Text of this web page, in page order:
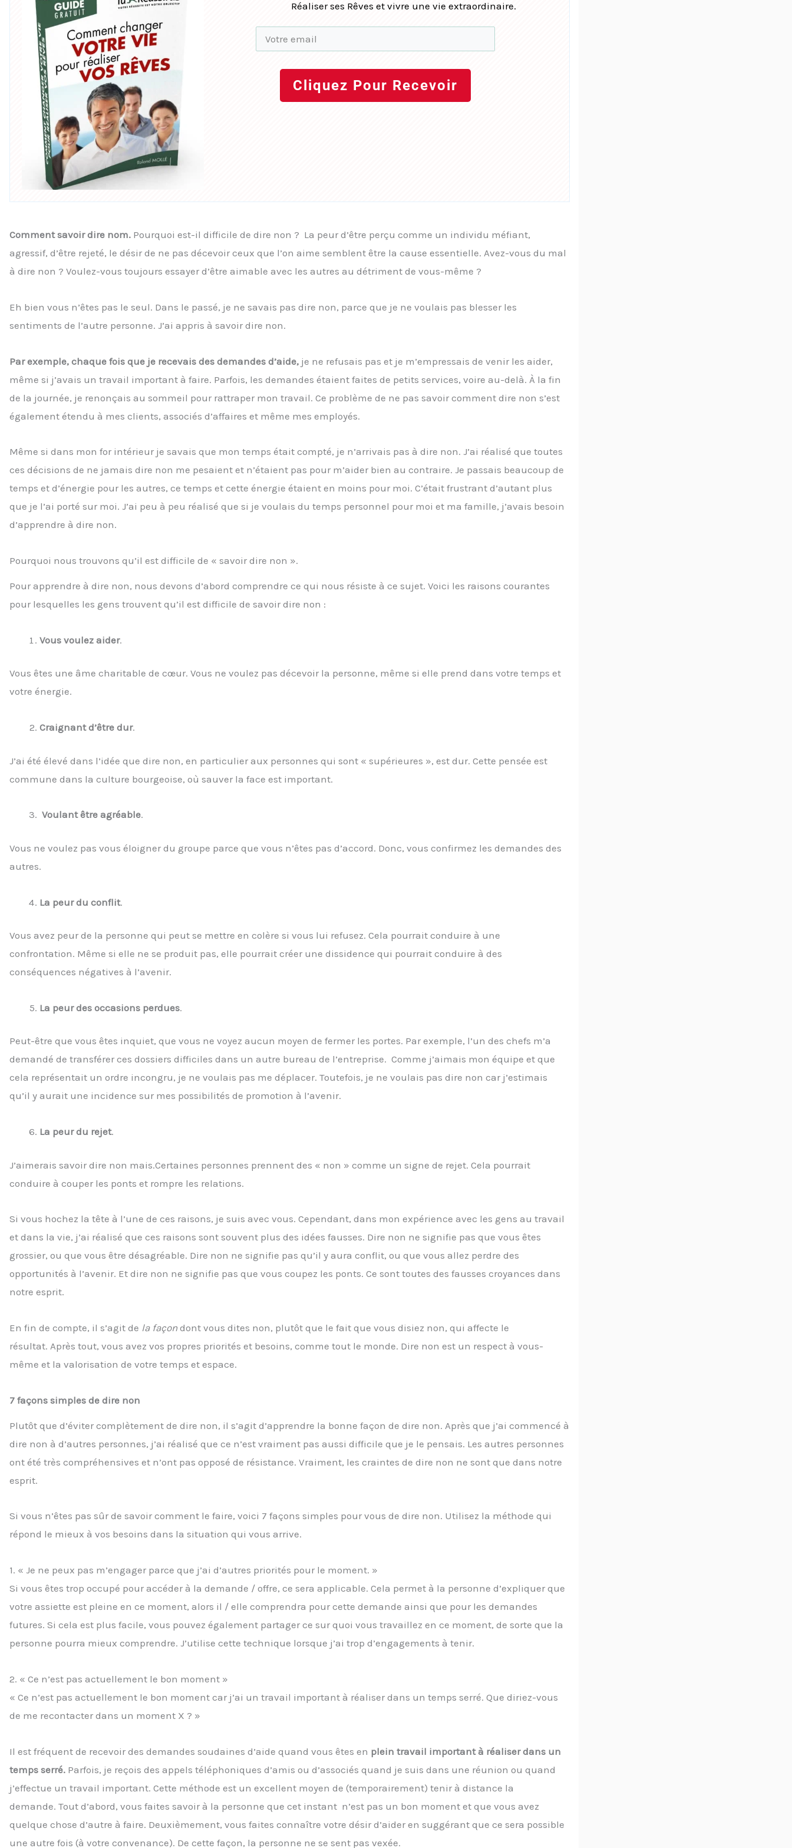
Réaliser ses Rêves et vivre une vie extraordinaire.
Cliquez Pour Recevoir
Comment savoir dire nom. Pourquoi est-il difficile de dire non ? La peur d’être perçu comme un individu méfiant,
agressif, d’être rejeté, le désir de ne pas décevoir ceux que l’on aime semblent être la cause essentielle. Avez-vous du mal
à dire non ? Voulez-vous toujours essayer d’être aimable avec les autres au détriment de vous-même ?
Eh bien vous n’êtes pas le seul. Dans le passé, je ne savais pas dire non, parce que je ne voulais pas blesser les
sentiments de l’autre personne. J’ai appris à savoir dire non.
Par exemple, chaque fois que je recevais des demandes d’aide, je ne refusais pas et je m’empressais de venir les aider,
même si j’avais un travail important à faire. Parfois, les demandes étaient faites de petits services, voire au-delà. À la fin
de la journée, je renonçais au sommeil pour rattraper mon travail. Ce problème de ne pas savoir comment dire non s’est
également étendu à mes clients, associés d’affaires et même mes employés.
Même si dans mon for intérieur je savais que mon temps était compté, je n’arrivais pas à dire non. J’ai réalisé que toutes
ces décisions de ne jamais dire non me pesaient et n’étaient pas pour m’aider bien au contraire. Je passais beaucoup de
temps et d’énergie pour les autres, ce temps et cette énergie étaient en moins pour moi. C’était frustrant d’autant plus
que je l’ai porté sur moi. J’ai peu à peu réalisé que si je voulais du temps personnel pour moi et ma famille, j’avais besoin
d’apprendre à dire non.
Pourquoi nous trouvons qu’il est difficile de « savoir dire non ».
Pour apprendre à dire non, nous devons d’abord comprendre ce qui nous résiste à ce sujet. Voici les raisons courantes
pour lesquelles les gens trouvent qu’il est difficile de savoir dire non :
Vous voulez aider.
Vous êtes une âme charitable de cœur. Vous ne voulez pas décevoir la personne, même si elle prend dans votre temps et
votre énergie.
Craignant d’être dur.
J’ai été élevé dans l’idée que dire non, en particulier aux personnes qui sont « supérieures », est dur. Cette pensée est
commune dans la culture bourgeoise, où sauver la face est important.
Voulant être agréable.
Vous ne voulez pas vous éloigner du groupe parce que vous n’êtes pas d’accord. Donc, vous confirmez les demandes des
autres.
La peur du conflit.
Vous avez peur de la personne qui peut se mettre en colère si vous lui refusez. Cela pourrait conduire à une
confrontation. Même si elle ne se produit pas, elle pourrait créer une dissidence qui pourrait conduire à des
conséquences négatives à l’avenir.
La peur des occasions perdues.
Peut-être que vous êtes inquiet, que vous ne voyez aucun moyen de fermer les portes. Par exemple, l’un des chefs m’a
demandé de transférer ces dossiers difficiles dans un autre bureau de l’entreprise. Comme j’aimais mon équipe et que
cela représentait un ordre incongru, je ne voulais pas me déplacer. Toutefois, je ne voulais pas dire non car j’estimais
qu’il y aurait une incidence sur mes possibilités de promotion à l’avenir.
La peur du rejet.
J’aimerais savoir dire non mais.Certaines personnes prennent des « non » comme un signe de rejet. Cela pourrait
conduire à couper les ponts et rompre les relations.
Si vous hochez la tête à l’une de ces raisons, je suis avec vous. Cependant, dans mon expérience avec les gens au travail
et dans la vie, j’ai réalisé que ces raisons sont souvent plus des idées fausses. Dire non ne signifie pas que vous êtes
grossier, ou que vous être désagréable. Dire non ne signifie pas qu’il y aura conflit, ou que vous allez perdre des
opportunités à l’avenir. Et dire non ne signifie pas que vous coupez les ponts. Ce sont toutes des fausses croyances dans
notre esprit.
En fin de compte, il s’agit de la façon dont vous dites non, plutôt que le fait que vous disiez non, qui affecte le
résultat. Après tout, vous avez vos propres priorités et besoins, comme tout le monde. Dire non est un respect à vous-
même et la valorisation de votre temps et espace.
7 façons simples de dire non
Plutôt que d’éviter complètement de dire non, il s’agit d’apprendre la bonne façon de dire non. Après que j’ai commencé à
dire non à d’autres personnes, j’ai réalisé que ce n’est vraiment pas aussi difficile que je le pensais. Les autres personnes
ont été très compréhensives et n’ont pas opposé de résistance. Vraiment, les craintes de dire non ne sont que dans notre
esprit.
Si vous n’êtes pas sûr de savoir comment le faire, voici 7 façons simples pour vous de dire non. Utilisez la méthode qui
répond le mieux à vos besoins dans la situation qui vous arrive.
1. « Je ne peux pas m’engager parce que j’ai d’autres priorités pour le moment. »
Si vous êtes trop occupé pour accéder à la demande / offre, ce sera applicable. Cela permet à la personne d’expliquer que
votre assiette est pleine en ce moment, alors il / elle comprendra pour cette demande ainsi que pour les demandes
futures. Si cela est plus facile, vous pouvez également partager ce sur quoi vous travaillez en ce moment, de sorte que la
personne pourra mieux comprendre. J’utilise cette technique lorsque j’ai trop d’engagements à tenir.
2. « Ce n’est pas actuellement le bon moment »
« Ce n’est pas actuellement le bon moment car j’ai un travail important à réaliser dans un temps serré. Que diriez-vous
de me recontacter dans un moment X ? »
Il est fréquent de recevoir des demandes soudaines d’aide quand vous êtes en plein travail important à réaliser dans un
temps serré. Parfois, je reçois des appels téléphoniques d’amis ou d’associés quand je suis dans une réunion ou quand
j’effectue un travail important. Cette méthode est un excellent moyen de (temporairement) tenir à distance la
demande. Tout d’abord, vous faites savoir à la personne que cet instant n’est pas un bon moment et que vous avez
quelque chose d’autre à faire. Deuxièmement, vous faites connaître votre désir d’aider en suggérant que ce sera possible
une autre fois (à votre convenance). De cette façon, la personne ne se sent pas vexée.